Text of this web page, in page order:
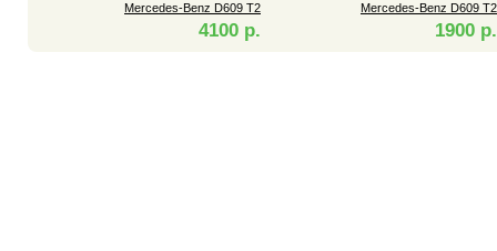
Mercedes-Benz D609 T2
4100 р.
Mercedes-Benz D609 T2
1900 р.